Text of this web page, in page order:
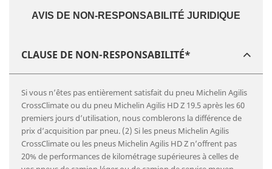
AVIS DE NON-RESPONSABILITÉ JURIDIQUE
CLAUSE DE NON-RESPONSABILITÉ*
Si vous n’êtes pas entièrement satisfait du pneu Michelin Agilis
CrossClimate ou du pneu Michelin Agilis HD Z 19.5 après les 60
premiers jours d’utilisation, nous comblerons la différence de
prix d’acquisition par pneu. (2) Si les pneus Michelin Agilis
CrossClimate ou les pneus Michelin Agilis HD Z n’offrent pas
20% de performances de kilométrage supérieures à celles de